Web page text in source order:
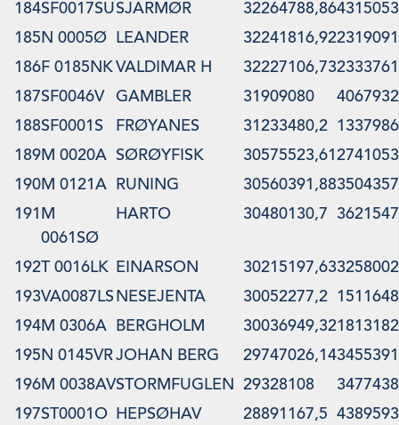
184SF0017SUSJARMØR 32264788,86
185N 0005Ø LEANDER 32241816,92
186F 0185NKVALDIMAR H 32227106,73
187SF0046V GAMBLER 31909080
4067932
188SF0001S FRØYANES 31233480,2
189M 0020A SØRØYFISK 30575523,61
190M 0121A RUNING 30560391,88
191M
0061SØ
HARTO 30480130,7
192T 0016LK EINARSON 30215197,63
193VA0087LSNESEJENTA 30052277,2
194M 0306A BERGHOLM 30036949,32
195N 0145VRJOHAN BERG 29747026,14
196M 0038AVSTORMFUGLEN 29328108
3477438
197ST0001O HEPSØHAV 28891167,5 4389593